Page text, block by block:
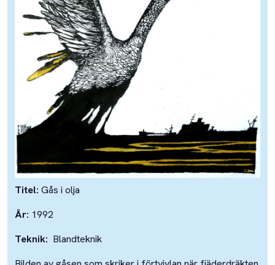
Titel: Gås i olja
År: 1992
Teknik: Blandteknik